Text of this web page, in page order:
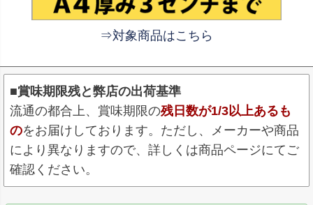
⇒対象商品はこちら
■賞味期限残と弊店の出荷基準
流通の都合上、賞味期限の残日数が1/3以上あるも
のをお届けしております。ただし、メーカーや商品
により異なりますので、詳しくは商品ページにてご
確認ください。